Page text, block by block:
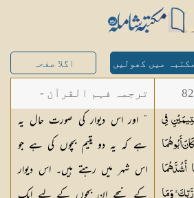
مکتبہ میں کھولیں اگلا صفحہ
فِي
أَبُوهُمَا
أَشُدَّهُمَا
وَمَا
ترجمہ فہم القرآن -
میاں محمد جمیل
” اور اس دیوار کی صورت حال یہ
ہے کہ یہ دو یتیم بچوں کی ہے جو
اس شہر میں رہتے ہیں۔ اس دیوار